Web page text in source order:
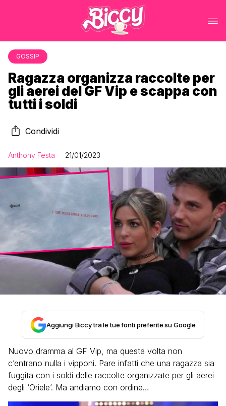
GOSSIP
Ragazza organizza raccolte per
gli aerei del GF Vip e scappa con
tutti i soldi
Condividi
Anthony Festa 21/01/2023
Aggiungi Biccy tra le tue fonti preferite su Google
Nuovo dramma al GF Vip, ma questa volta non
c’entrano nulla i vipponi. Pare infatti che una ragazza sia
fuggita con i soldi delle raccolte organizzate per gli aerei
degli ‘Oriele’. Ma andiamo con ordine…